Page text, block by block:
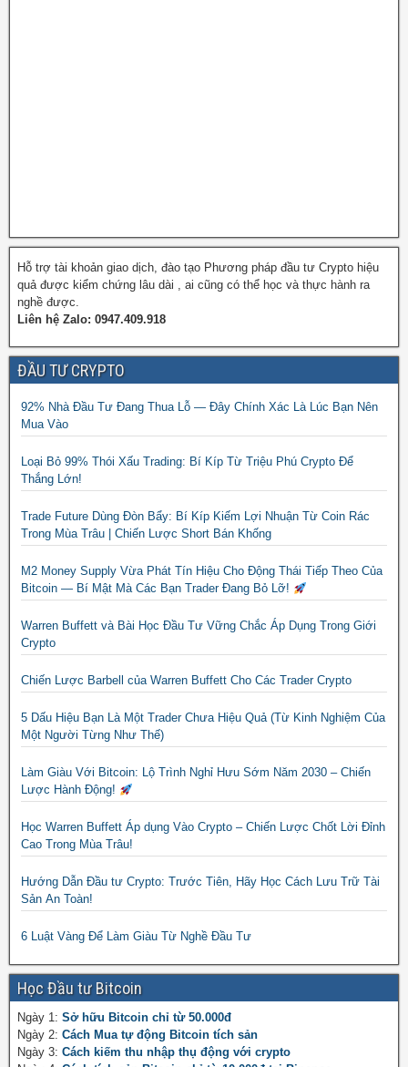
Hỗ trợ tài khoản giao dịch, đào tạo Phương pháp đầu tư Crypto hiệu
quả được kiểm chứng lâu dài , ai cũng có thể học và thực hành ra
nghề được.
Liên hệ Zalo: 0947.409.918
ĐẦU TƯ CRYPTO
92% Nhà Đầu Tư Đang Thua Lỗ — Đây Chính Xác Là Lúc Bạn Nên
Mua Vào
Loại Bỏ 99% Thói Xấu Trading: Bí Kíp Từ Triệu Phú Crypto Để
Thắng Lớn!
Trade Future Dùng Đòn Bẩy: Bí Kíp Kiếm Lợi Nhuận Từ Coin Rác
Trong Mùa Trâu | Chiến Lược Short Bán Khống
M2 Money Supply Vừa Phát Tín Hiệu Cho Động Thái Tiếp Theo Của
Bitcoin — Bí Mật Mà Các Bạn Trader Đang Bỏ Lỡ!
Warren Buffett và Bài Học Đầu Tư Vững Chắc Áp Dụng Trong Giới
Crypto
Chiến Lược Barbell của Warren Buffett Cho Các Trader Crypto
5 Dấu Hiệu Bạn Là Một Trader Chưa Hiệu Quả (Từ Kinh Nghiệm Của
Một Người Từng Như Thế)
Làm Giàu Với Bitcoin: Lộ Trình Nghỉ Hưu Sớm Năm 2030 – Chiến
Lược Hành Động!
Học Warren Buffett Áp dụng Vào Crypto – Chiến Lược Chốt Lời Đỉnh
Cao Trong Mùa Trâu!
Hướng Dẫn Đầu tư Crypto: Trước Tiên, Hãy Học Cách Lưu Trữ Tài
Sản An Toàn!
6 Luật Vàng Để Làm Giàu Từ Nghề Đầu Tư
Học Đầu tư Bitcoin
Ngày 1: Sở hữu Bitcoin chỉ từ 50.000đ
Ngày 2: Cách Mua tự động Bitcoin tích sản
Ngày 3: Cách kiếm thu nhập thụ động với crypto